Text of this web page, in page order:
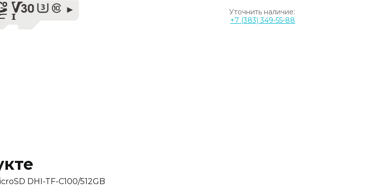
Уточнить наличие:
+7 (383) 349-55-88
DHI-TF-C100/512GB